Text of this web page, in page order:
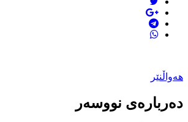
هەواڵنێر
دەربارەی نووسەر